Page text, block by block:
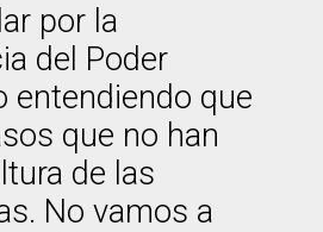
por la
del Poder
entendiendo que
que no han
de las
No vamos a